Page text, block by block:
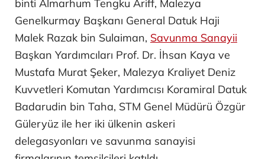
binti Almarhum Tengku Ariff, Malezya
Genelkurmay Başkanı General Datuk Haji
Malek Razak bin Sulaiman, Savunma Sanayii
Başkan Yardımcıları Prof. Dr. İhsan Kaya ve
Mustafa Murat Şeker, Malezya Kraliyet Deniz
Kuvvetleri Komutan Yardımcısı Koramiral Datuk
Badarudin bin Taha, STM Genel Müdürü Özgür
Güleryüz ile her iki ülkenin askeri
delegasyonları ve savunma sanayisi